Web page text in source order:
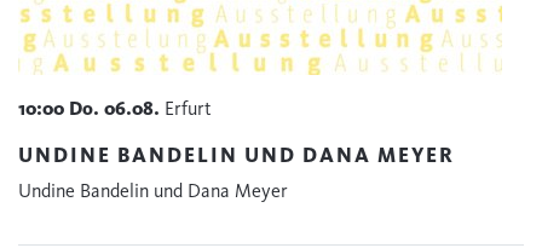
10:00 Do. 06.08. Erfurt
UNDINE BANDELIN UND DANA MEYER
Undine Bandelin und Dana Meyer